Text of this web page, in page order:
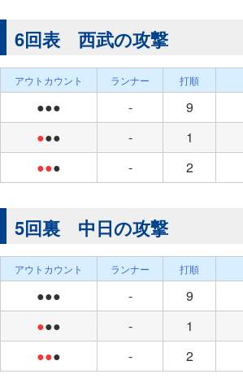
6回表 西武の攻撃
アウトカウント ランナー 打順
●●● - 9
●●● - 1
●●● - 2
5回裏 中日の攻撃
アウトカウント ランナー 打順
●●● - 9
●●● - 1
●●● - 2